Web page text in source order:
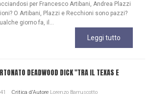
per Francesco Artibani, Andrea Plazzi
O Artibani, Plazzi e Recchioni sono pazzi?
giorno fa, il...
Leggi tutto
DEADWOOD DICK "TRA IL TEXAS E
Critica d'Autore Lorenzo Barruscotto